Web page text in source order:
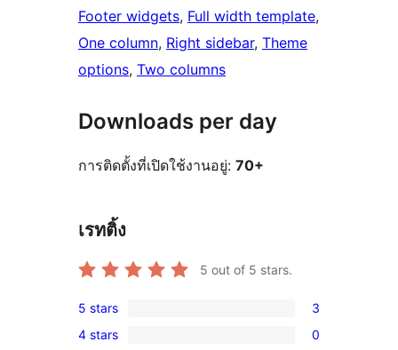
Footer widgets, Full width template
One column, Right sidebar, Theme
options, Two columns
Downloads per day
การติดตั้งที่เปิดใช้งานอยู่: 70+
เรทติ้ง
5 out of 5 stars.
3
5-
5 stars 3
0
4 stars 0